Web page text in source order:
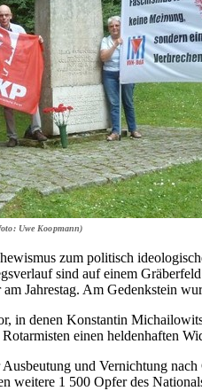
Uwe Koopmann)
zum politisch
sind auf einem
Jahrestag. Am Gedenkstein
in denen Konstantin
einen heldenhaften
und Vernichtung
weitere 1 500 Opfer des